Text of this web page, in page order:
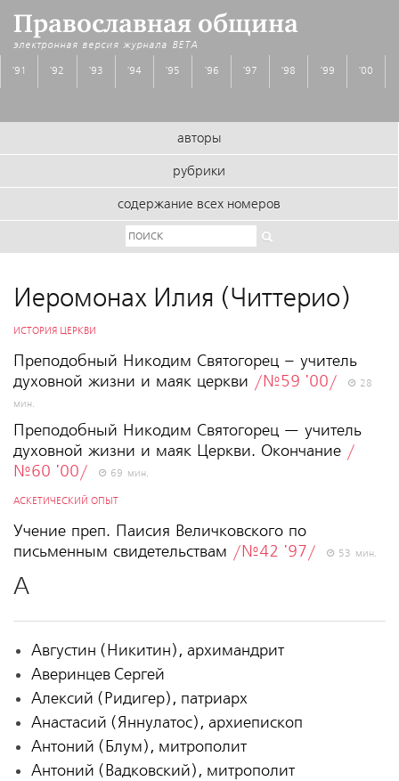
Православная община
электронная версия журнала BETA
'91 '92 '93 '94 '95 '96 '97 '98 '99 '00
авторы
рубрики
содержание всех номеров
Иеромонах Илия (Читтерио)
ИСТОРИЯ ЦЕРКВИ
Преподобный Никодим Святогорец – учитель
духовной жизни и маяк церкви /№59 '00/
28
мин.
Преподобный Никодим Святогорец — учитель
духовной жизни и маяк Церкви. Окончание /
№60 '00/
69 мин.
АСКЕТИЧЕСКИЙ ОПЫТ
Учение преп. Паисия Величковского по
письменным свидетельствам /№42 '97/ 53 мин.
А
Августин (Никитин), архимандрит
Аверинцев Сергей
Алексий (Ридигер), патриарх
Анастасий (Яннулатос), архиепископ
Антоний (Блум), митрополит
Антоний (Вадковский), митрополит